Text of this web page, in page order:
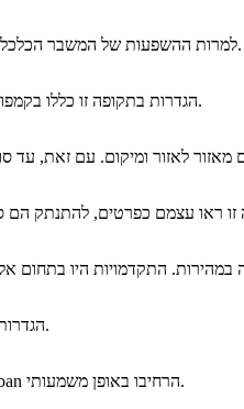
למרות ההשפעות של המשבר הכלכלי הגדול, האמריקאים היו בייצור ויצירת תשתית כי הם עדיין במקום היום.
הגדרות בתקופה זו כללו בקמפוסים ובבתי קפה. הגדרות מוזרות, קטנות לשיתוף פעולה ואינטימי הוערכו.
הגדרות נעות רחבות מרעיונות רומן ופנטסטיים, למקומות טבעיים או מסורתיים.
בתים הפכו למרכזי עבור המשפחה הקרובה וגידול ילדים. קהילות Suburban הרחיבו באופן משמעותי.